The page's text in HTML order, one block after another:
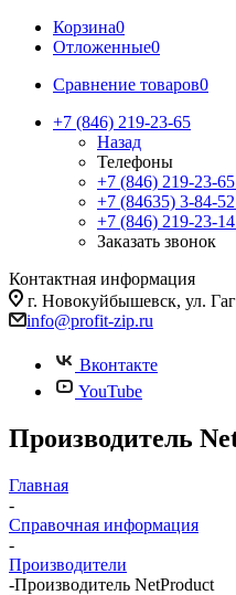
Корзина0
Отложенные0
Сравнение товаров0
+7 (846) 219-23-65
Назад
Телефоны
+7 (846) 219-23-65
+7 (84635) 3-84-52
+7 (846) 219-23-14
Заказать звонок
Контактная информация
г. Новокуйбышевск, ул.
info@profit-zip.ru
Вконтакте
YouTube
Производитель
Главная
-
Справочная информация
-
Производители
-Производитель NetProduct